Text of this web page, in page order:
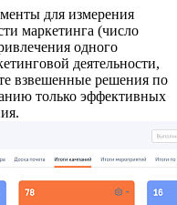
для измерения
маркетинга (число
одного
деятельности,
взвешенные решения по
только эффективных